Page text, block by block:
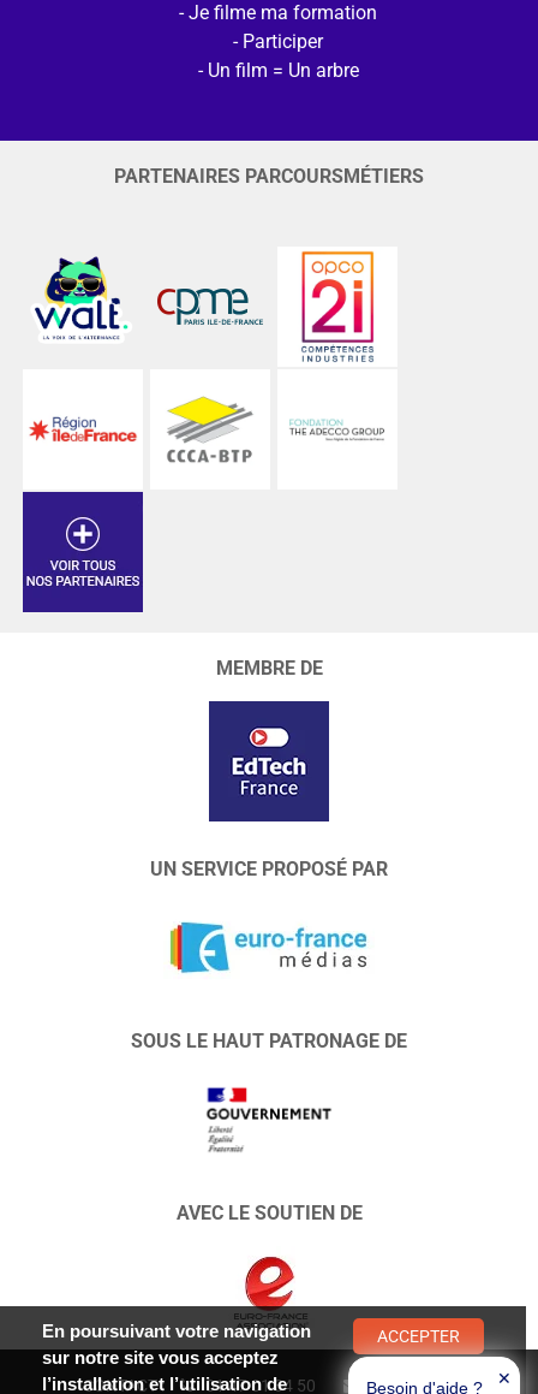
Je filme ma formation
Participer
Un film = Un arbre
PARTENAIRES PARCOURSMÉTIERS
MEMBRE DE
UN SERVICE PROPOSÉ PAR
SOUS LE HAUT PATRONAGE DE
AVEC LE SOUTIEN DE
CONTACT : 01 47 01 34 50 Envoyer un
En poursuivant votre navigation
sur notre site vous acceptez
l’installation et l’utilisation de
ACCEPTER
Besoin d'aide ? ✕